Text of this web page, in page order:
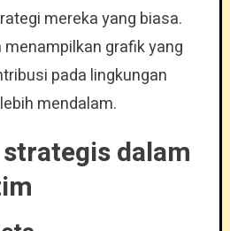
mereka yang biasa.
grafik yang
pada lingkungan
mendalam.
dalam